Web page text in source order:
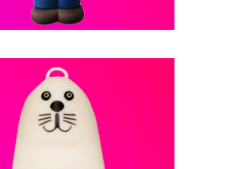
فلش مموری عروسکی-- کد B7